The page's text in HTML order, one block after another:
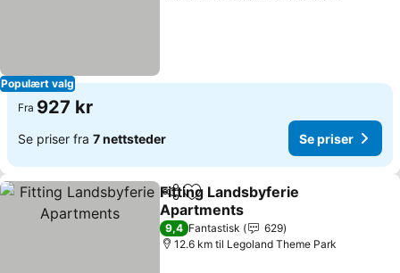
Populært valg
Fra 927 kr
Se priser fra 7 nettsteder Se priser
Del Legg til i favoritter
Fitting Landsbyferie
Apartments
Se priser
9,4 Fantastisk
629
12.6 km til Legoland Theme Park